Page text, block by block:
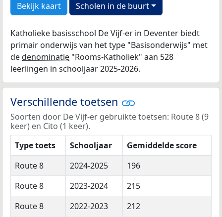
Bekijk kaart Scholen in de buurt
Katholieke basisschool De Vijf-er in Deventer biedt
primair onderwijs van het type "Basisonderwijs" met
dedenominatie "Rooms-Katholiek" aan 528
leerlingen in schooljaar 2025-2026.
Verschillende toetsen
Soorten door De Vijf-er gebruikte toetsen: Route 8 (9
keer) en Cito (1 keer).
Type toets
Schooljaar
Gemiddelde score
Route 8
2024-2025
196
Route 8
2023-2024
215
Route 8
2022-2023
212